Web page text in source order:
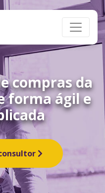
compras da
forma ágil e